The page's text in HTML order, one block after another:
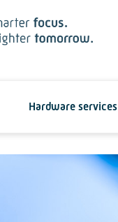
Hardware services